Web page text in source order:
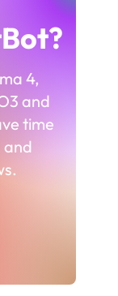
4,
and
time
and